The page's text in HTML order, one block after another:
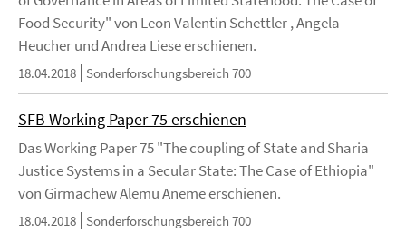
Food Security" von Leon Valentin Schettler , Angela
Heucher und Andrea Liese erschienen.
18.04.2018 Sonderforschungsbereich 700
SFB Working Paper 75 erschienen
Das Working Paper 75 "The coupling of State and Sharia
Justice Systems in a Secular State: The Case of Ethiopia"
von Girmachew Alemu Aneme erschienen.
18.04.2018 Sonderforschungsbereich 700